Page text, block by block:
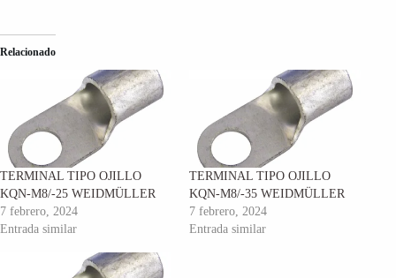
Relacionado
TERMINAL TIPO OJILLO
KQN-M8/-25 WEIDMÜLLER
7 febrero, 2024
Entrada similar
TERMINAL TIPO OJILLO
KQN-M8/-35 WEIDMÜLLER
7 febrero, 2024
Entrada similar